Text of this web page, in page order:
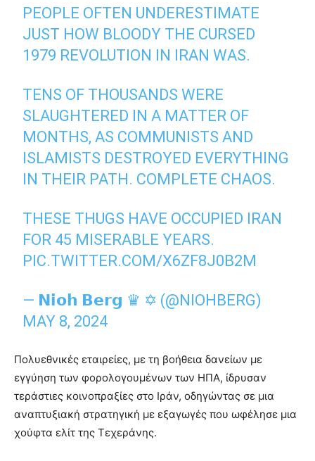
PEOPLE OFTEN UNDERESTIMATE
JUST HOW BLOODY THE CURSED
1979 REVOLUTION IN IRAN WAS.
TENS OF THOUSANDS WERE
SLAUGHTERED IN A MATTER OF
MONTHS, AS COMMUNISTS AND
ISLAMISTS DESTROYED EVERYTHING
IN THEIR PATH. COMPLETE CHAOS.
THESE THUGS HAVE OCCUPIED IRAN
FOR 45 MISERABLE YEARS.
PIC.TWITTER.COM/X6ZF8J0B2M
— 𝗡𝗶𝗼𝗵 𝗕𝗲𝗿𝗴 ♛ ✡︎ (@NIOHBERG)
MAY 8, 2024
Πολυεθνικές εταιρείες, με τη βοήθεια δανείων με
εγγύηση των φορολογουμένων των ΗΠΑ, ίδρυσαν
τεράστιες κοινοπραξίες στο Ιράν, οδηγώντας σε μια
αναπτυξιακή στρατηγική με εξαγωγές που ωφέλησε μια
χούφτα ελίτ της Τεχεράνης.